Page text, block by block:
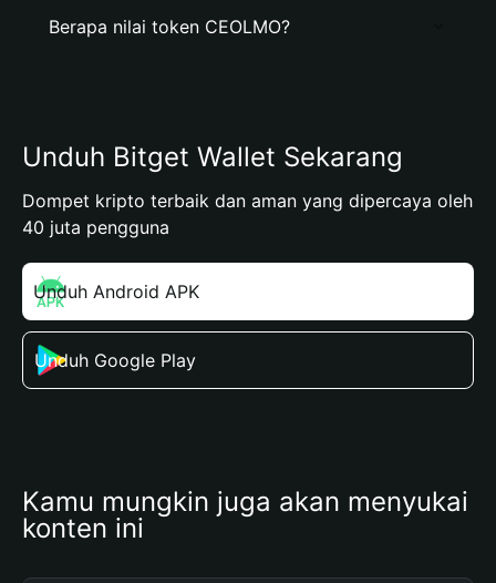
Berapa nilai token CEOLMO?
Unduh Bitget Wallet Sekarang
Dompet kripto terbaik dan aman yang dipercaya oleh
40 juta pengguna
Unduh Android APK
Unduh Google Play
Kamu mungkin juga akan menyukai
konten ini